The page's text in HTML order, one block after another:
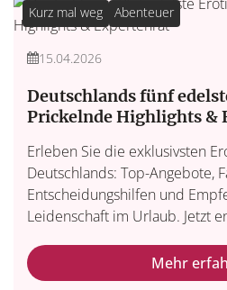
Kurz mal weg Abenteuer
15.04.2026
Deutschlands fünf
Prickelnde Highlights &
Erleben Sie die exklusivsten
Deutschlands: Top-Angebote,
Entscheidungshilfen und
Leidenschaft im Urlaub. Jetzt
Mehr